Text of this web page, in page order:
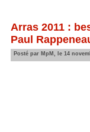
Arras 2011 :
Paul
Posté par MpM, le 14